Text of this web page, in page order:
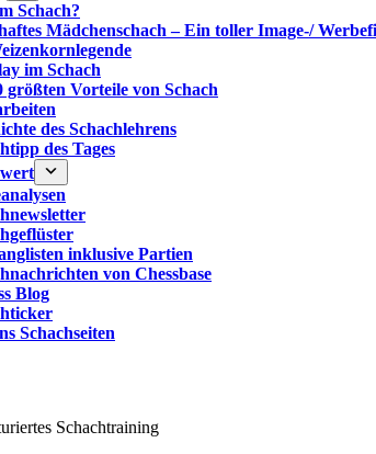
Schach?
Mädchenschach – Ein toller Image-/
im Schach
größten Vorteile von Schach‎
des Schachlehrens
des Tages
inklusive Partien
von Chessbase
Blog
Schachseiten
Schachtraining